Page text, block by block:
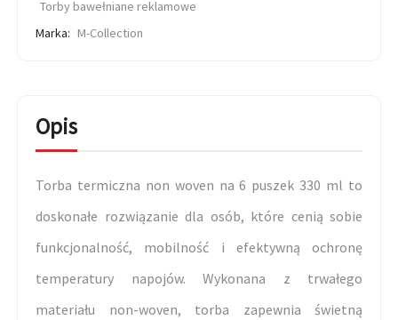
Torby bawełniane reklamowe
Marka: M-Collection
Opis
Torba termiczna non woven na 6 puszek 330 ml to
doskonałe rozwiązanie dla osób, które cenią sobie
funkcjonalność, mobilność i efektywną ochronę
temperatury napojów. Wykonana z trwałego
materiału non-woven, torba zapewnia świetną